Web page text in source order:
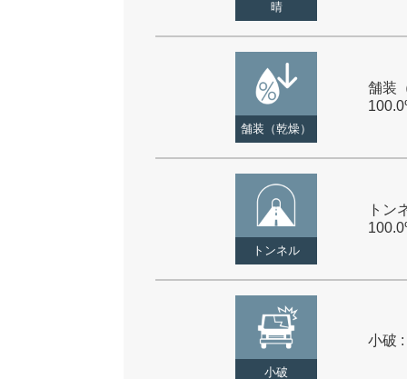
晴
舗装（乾燥）
舗装
トンネル
トン
小破
小破